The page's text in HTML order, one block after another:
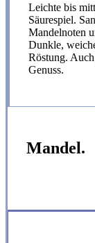
Leichte bis
Säurespiel.
Mandelnoten
Dunkle,
Röstung.
Genuss.
Mandel.